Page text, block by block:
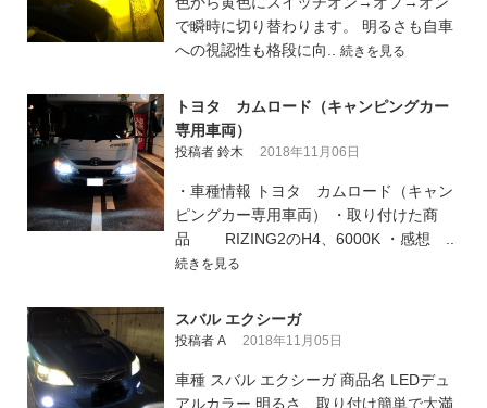
で瞬時に切り替わります。 明るさも自車
への視認性も格段に向.. 続きを見る
トヨタ カムロード（キャンピングカー
専用車両）
投稿者 鈴木 2018年11月06日
・車種情報 トヨタ カムロード（キャン
ピングカー専用車両） ・取り付けた商
品 RIZING2のH4、6000K ・感想 ..
続きを見る
スバル エクシーガ
投稿者 A 2018年11月05日
車種 スバル エクシーガ 商品名 LEDデュ
アルカラー 明るさ、取り付け簡単で大満